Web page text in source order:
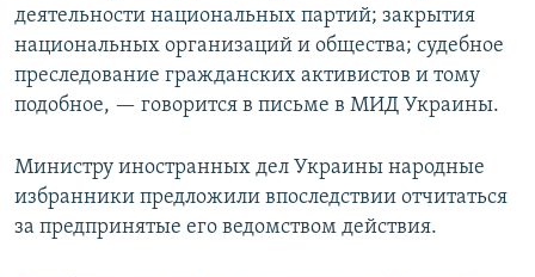
деятельности национальных партий; закрытия
национальных организаций и общества; судебное
преследование гражданских активистов и тому
подобное, — говорится в письме в МИД Украины.
Министру иностранных дел Украины народные
избранники предложили впоследствии отчитаться
за предпринятые его ведомством действия.